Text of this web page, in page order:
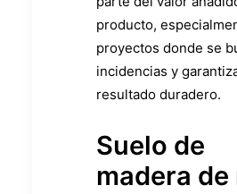
producto,
proyectos donde se
incidencias y
resultado duradero.
Suelo de
madera de